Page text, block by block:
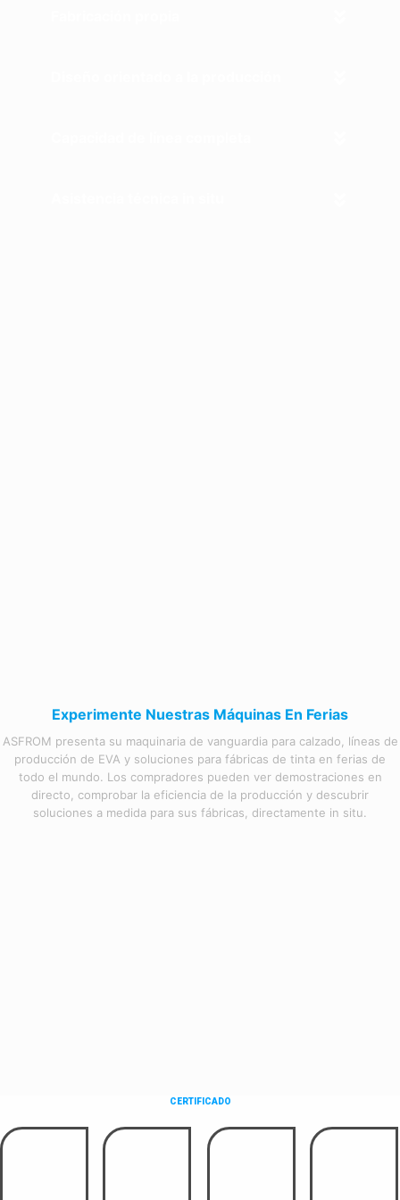
Experimente Nuestras Máquinas En Ferias
ASFROM presenta su maquinaria de vanguardia para calzado, líneas de
producción de EVA y soluciones para fábricas de tinta en ferias de
todo el mundo. Los compradores pueden ver demostraciones en
directo, comprobar la eficiencia de la producción y descubrir
soluciones a medida para sus fábricas, directamente in situ.
CERTIFICADO